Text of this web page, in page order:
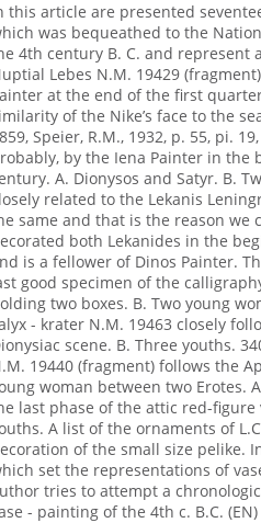
this article are presented
was bequeathed to the
4th century B. C. and represent
Lebes N.M. 19429
at the end of the first
of the Nike’s face to the
Speier, R.M., 1932, p. 55, pi.
by the Iena Painter in
A. Dionysos and Satyr. B.
related to the Lekanis
same and that is the reason we
both Lekanides in the
is a fellower of Dinos Painter.
good specimen of the
two boxes. B. Two young
- krater N.M. 19463 closely
scene. B. Three youths.
19440 (fragment) follows the
woman between two Erotes.
last phase of the attic red-figure
A list of the ornaments of
of the small size pelike.
set the representations of
tries to attempt a
- painting of the 4th c. B.C. (EN)